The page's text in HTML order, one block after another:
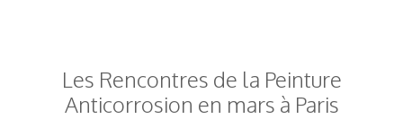
Les Rencontres de la Peinture
Anticorrosion en mars à Paris